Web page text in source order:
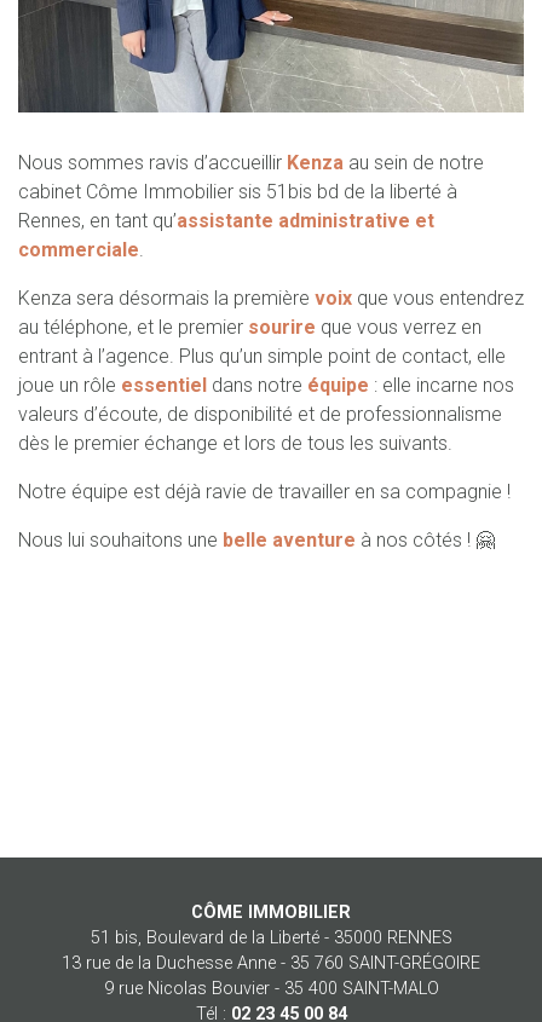
Nous sommes ravis d’accueillir Kenza au sein de notre
cabinet Côme Immobilier sis 51bis bd de la liberté à
Rennes, en tant qu’assistante administrative et
commerciale
Kenza sera désormais la première voix que vous entendrez
au téléphone, et le premier sourire que vous verrez en
entrant à l’agence. Plus qu’un simple point de contact, elle
joue un rôle essentiel dans notre équipe : elle incarne nos
valeurs d’écoute, de disponibilité et de professionnalisme
dès le premier échange et lors de tous les suivants.
Notre équipe est déjà ravie de travailler en sa compagnie !
Nous lui souhaitons une belle aventure à nos côtés ! 🤗
CÔME IMMOBILIER
51 bis, Boulevard de la Liberté - 35000 RENNES
13 rue de la Duchesse Anne - 35 760 SAINT-GRÉGOIRE
9 rue Nicolas Bouvier - 35 400 SAINT-MALO
Tél : 02 23 45 00 84